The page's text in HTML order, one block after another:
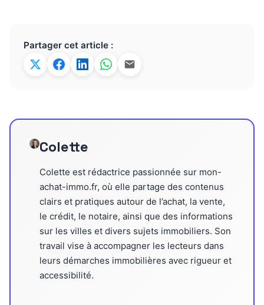
Partager cet article :
Colette
Colette est rédactrice passionnée sur mon-
achat-immo.fr, où elle partage des contenus
clairs et pratiques autour de l’achat, la vente,
le crédit, le notaire, ainsi que des informations
sur les villes et divers sujets immobiliers. Son
travail vise à accompagner les lecteurs dans
leurs démarches immobilières avec rigueur et
accessibilité.